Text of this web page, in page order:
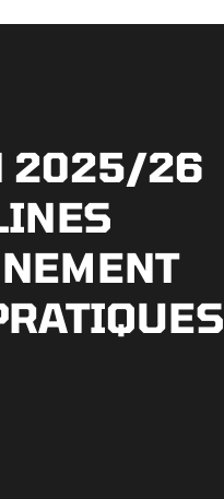
2025/26